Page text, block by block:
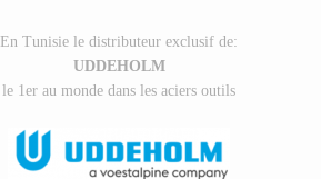
En Tunisie le distributeur exclusif de:
UDDEHOLM
le 1er au monde dans les aciers outils